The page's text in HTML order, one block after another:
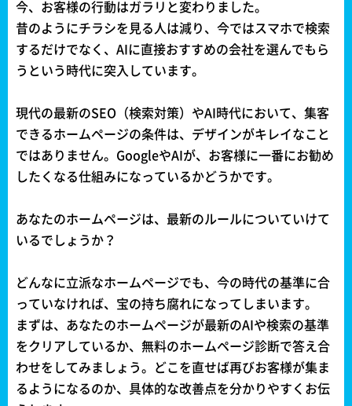
今、お客様の行動はガラリと変わりました。
昔のようにチラシを見る人は減り、今ではスマホで検索
するだけでなく、AIに直接おすすめの会社を選んでもら
うという時代に突入しています。
現代の最新のSEO（検索対策）やAI時代において、集客
できるホームページの条件は、デザインがキレイなこと
ではありません。GoogleやAIが、お客様に一番にお勧め
したくなる仕組みになっているかどうかです。
あなたのホームページは、最新のルールについていけて
いるでしょうか？
どんなに立派なホームページでも、今の時代の基準に合
っていなければ、宝の持ち腐れになってしまいます。
まずは、あなたのホームページが最新のAIや検索の基準
をクリアしているか、無料のホームページ診断で答え合
わせをしてみましょう。どこを直せば再びお客様が集ま
るようになるのか、具体的な改善点を分かりやすくお伝